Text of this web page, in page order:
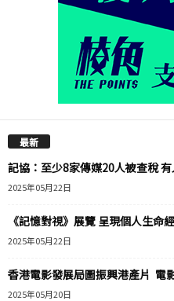
最新
記協：至少8家傳媒20人被查稅
2025年05月22日
《記憶對視》展覽 呈現個人生命
2025年05月22日
香港電影發展局圖振興港產片 電
2025年05月20日